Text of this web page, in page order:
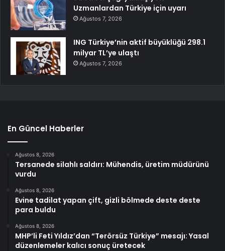
Uzmanlardan Türkiye için uyarı
Ağustos 7, 2026
ING Türkiye’nin aktif büyüklüğü 298.1
milyar TL’ye ulaştı
Ağustos 7, 2026
En Güncel Haberler
Ağustos 8, 2026
Tersanede silahlı saldırı: Mühendis, üretim müdürünü
vurdu
Ağustos 8, 2026
Evine tadilat yapan çift, gizli bölmede deste deste
para buldu
Ağustos 8, 2026
MHP’li Feti Yıldız’dan “Terörsüz Türkiye” mesajı: Yasal
düzenlemeler kalıcı sonuç üretecek